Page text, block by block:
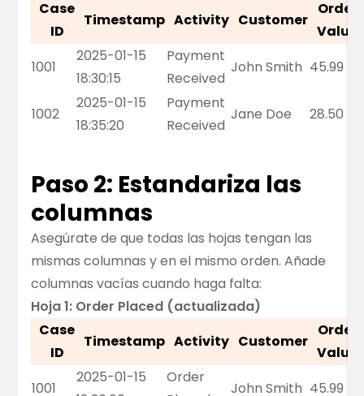
Case
ID
Timestamp Activity Customer
Order
Value
1001
2025-01-15
18:30:15
Payment
Received
John Smith 45.99
1002
2025-01-15
18:35:20
Payment
Received
Jane Doe 28.50
Paso 2: Estandariza las
columnas
Asegúrate de que todas las hojas tengan las
mismas columnas y en el mismo orden. Añade
columnas vacías cuando haga falta:
Hoja 1: Order Placed (actualizada)
Case
ID
Timestamp Activity Customer
Order
Value
1001
2025-01-15
Order
John Smith 45.99